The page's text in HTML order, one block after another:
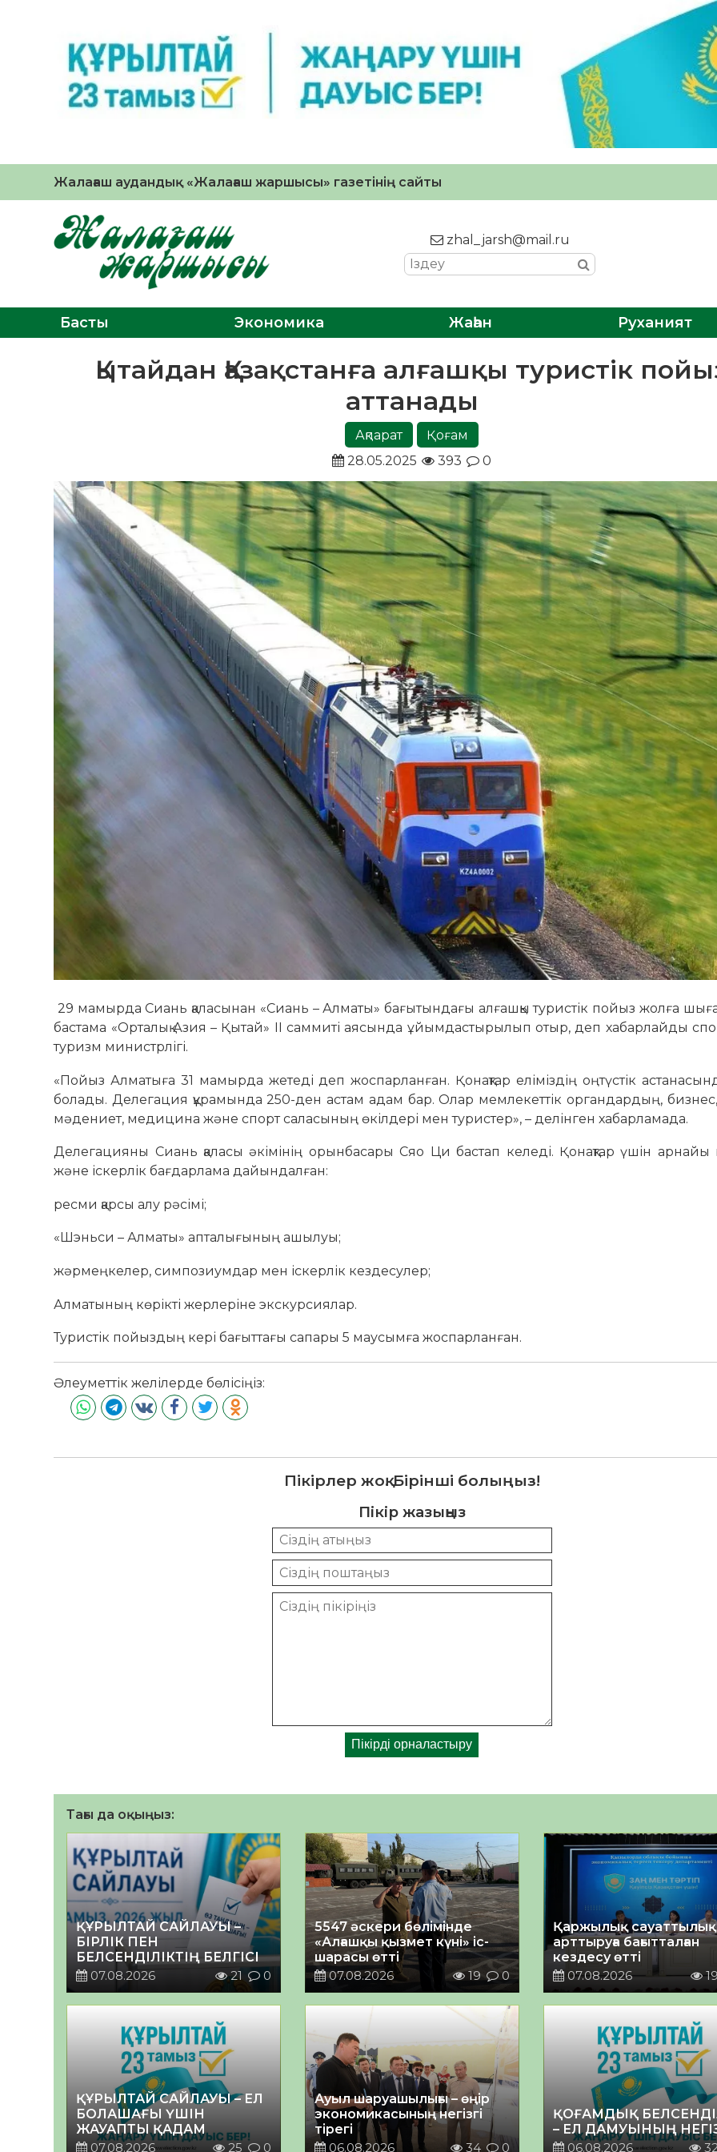
Жалағаш аудандық «Жалағаш жаршысы» газетінің сайты
zhal_jarsh@mail.ru
Басты Экономика Жаһан Руханият
Қытайдан Қазақстанға алғашқы туристік
аттанады
Ақпарат
Қоғам
28.05.2025
393 0
29 мамырда Сиань қаласынан «Сиань – Алматы» бағытындағы алғашқы туристік пойыз жолға
бастама «Орталық Азия – Қытай» II саммиті аясында ұйымдастырылып отыр, деп хабарлайды
туризм министрлігі.
«Пойыз Алматыға 31 мамырда жетеді деп жоспарланған. Қонақтар еліміздің оңтүстік
болады. Делегация құрамында 250-ден астам адам бар. Олар мемлекеттік органдардың,
мәдениет, медицина және спорт саласының өкілдері мен туристер», – делінген хабарламада.
Делегацияны Сиань қаласы әкімінің орынбасары Сяо Ци бастап келеді. Қонақтар үшін
және іскерлік бағдарлама дайындалған:
ресми қарсы алу рәсімі;
«Шэньси – Алматы» апталығының ашылуы;
жәрмеңкелер, симпозиумдар мен іскерлік кездесулер;
Алматының көрікті жерлеріне экскурсиялар.
Туристік пойыздың кері бағыттағы сапары 5 маусымға жоспарланған.
Әлеуметтік желілерде бөлісіңіз:
Пікірлер жоқ. Бірінші болыңыз!
Пікір жазыңыз
Тағы да оқыңыз:
ҚҰРЫЛТАЙ САЙЛАУЫ –
БІРЛІК ПЕН
БЕЛСЕНДІЛІКТІҢ БЕЛГІСІ
07.08.2026
21 0
5547 әскери бөлімінде
«Алғашқы қызмет күні» іс-
шарасы өтті
07.08.2026
19 0
Қаржылық
арттыруға бағытталған
кездесу өтті
07.08.2026
ҚҰРЫЛТАЙ САЙЛАУЫ – ЕЛ
БОЛАШАҒЫ ҮШІН
ЖАУАПТЫ ҚАДАМ
07.08.2026
25 0
Ауыл шаруашылығы – өңір
экономикасының негізгі
тірегі
06.08.2026
34 0
ҚОҒАМДЫҚ
– ЕЛ ДАМУЫНЫҢ
06.08.2026